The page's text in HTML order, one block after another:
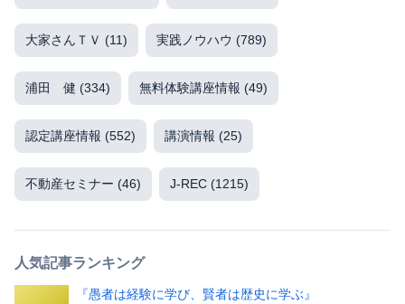
大家さんＴＶ (11) 実践ノウハウ (789)
浦田 健 (334) 無料体験講座情報 (49)
認定講座情報 (552) 講演情報 (25)
不動産セミナー (46) J-REC (1215)
人気記事ランキング
『愚者は経験に学び、賢者は歴史に学ぶ』